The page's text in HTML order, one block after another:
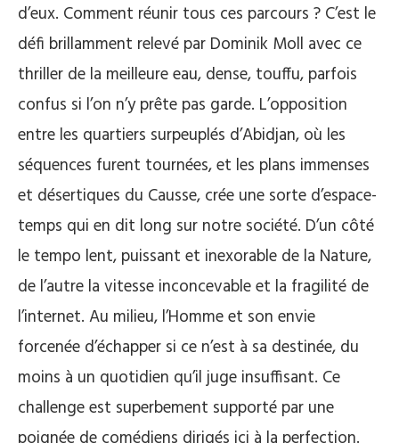
d’eux. Comment réunir tous ces parcours ? C’est le
défi brillamment relevé par Dominik Moll avec ce
thriller de la meilleure eau, dense, touffu, parfois
confus si l’on n’y prête pas garde. L’opposition
entre les quartiers surpeuplés d’Abidjan, où les
séquences furent tournées, et les plans immenses
et désertiques du Causse, crée une sorte d’espace-
temps qui en dit long sur notre société. D’un côté
le tempo lent, puissant et inexorable de la Nature,
de l’autre la vitesse inconcevable et la fragilité de
l’internet. Au milieu, l’Homme et son envie
forcenée d’échapper si ce n’est à sa destinée, du
moins à un quotidien qu’il juge insuffisant. Ce
challenge est superbement supporté par une